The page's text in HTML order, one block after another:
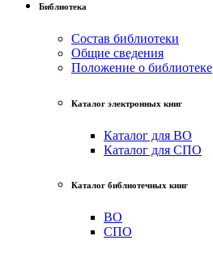
Библиотека
Состав библиотеки
Общие сведения
Положение о библиотеке
Каталог электронных книг
Каталог для ВО
Каталог для СПО
Каталог библиотечных книг
ВО
СПО